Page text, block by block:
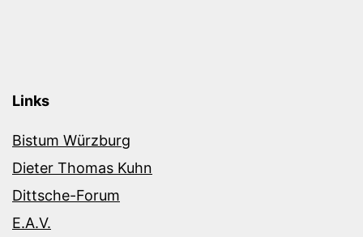
Links
Bistum Würzburg
Dieter Thomas Kuhn
Dittsche-Forum
E.A.V.